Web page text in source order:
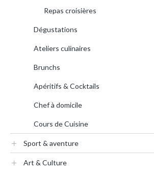
Repas croisières
Dégustations
Ateliers culinaires
Brunchs
Apéritifs & Cocktails
Chef à domicile
Cours de Cuisine
Sport & aventure
Art & Culture